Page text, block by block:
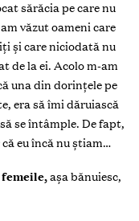
sărăcia pe care nu
văzut oameni care
și care niciodată nu
de la ei. Acolo m-am
una din dorințele pe
era să îmi dăruiască
se întâmple. De fapt,
eu încă nu ştiam…
femeile,aşa bănuiesc,